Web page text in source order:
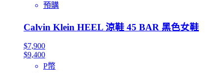
預購
Calvin Klein HEEL 涼鞋 45 BAR 黑色女鞋
$7,900
$9,400
P幣